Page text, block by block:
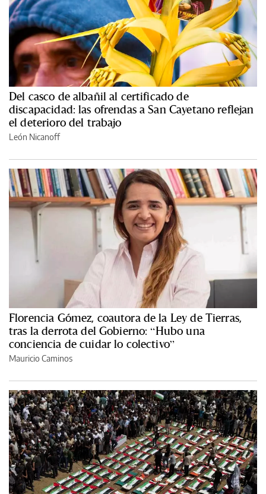
Del casco de albañil al certificado de
discapacidad: las ofrendas a San Cayetano reflejan
el deterioro del trabajo
León Nicanoff
Florencia Gómez, coautora de la Ley de Tierras,
tras la derrota del Gobierno: “Hubo una
conciencia de cuidar lo colectivo”
Mauricio Caminos